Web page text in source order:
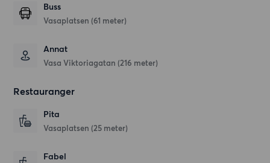
Buss
Vasaplatsen (61 meter)
Annat
Vasa Viktoriagatan (216 meter)
Restauranger
Pita
Vasaplatsen (25 meter)
Fabel